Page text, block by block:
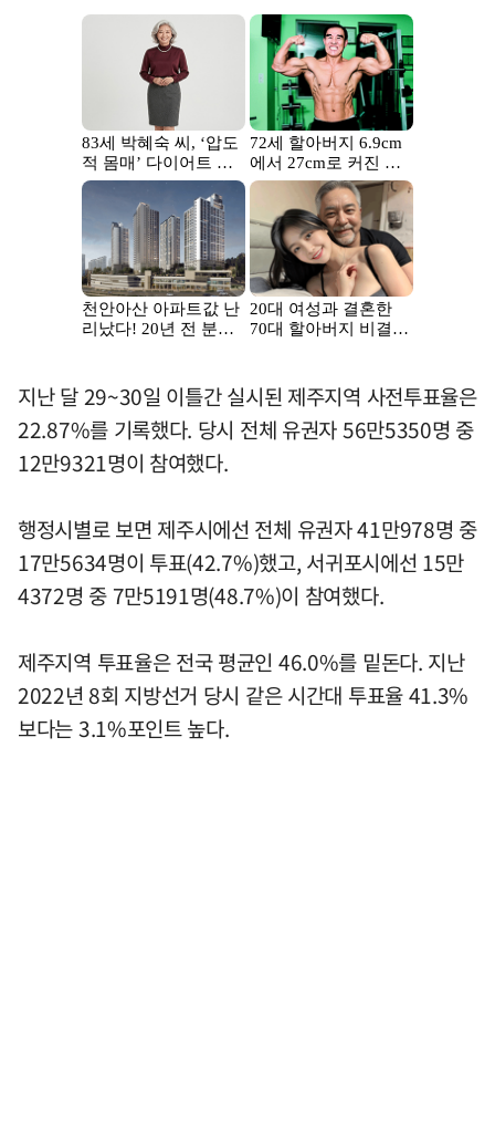
지난 달 29~30일 이틀간 실시된 제주지역 사전투표율은
22.87%를 기록했다. 당시 전체 유권자 56만5350명 중
12만9321명이 참여했다.
행정시별로 보면 제주시에선 전체 유권자 41만978명 중
17만5634명이 투표(42.7%)했고, 서귀포시에선 15만
4372명 중 7만5191명(48.7%)이 참여했다.
제주지역 투표율은 전국 평균인 46.0%를 밑돈다. 지난
2022년 8회 지방선거 당시 같은 시간대 투표율 41.3%
보다는 3.1%포인트 높다.